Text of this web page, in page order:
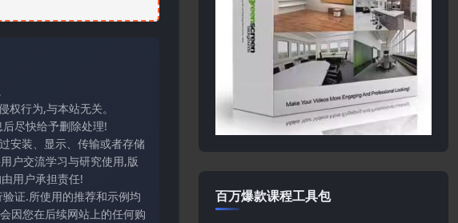
行为,与本站无关。
尽快给予删除处理!
安装、显示、传输或者存储
户交流学习与研究使用,版
用户承担责任!
证.所使用的推荐和示例均
因您在后续网站上的任何购
百万爆款课程工具包